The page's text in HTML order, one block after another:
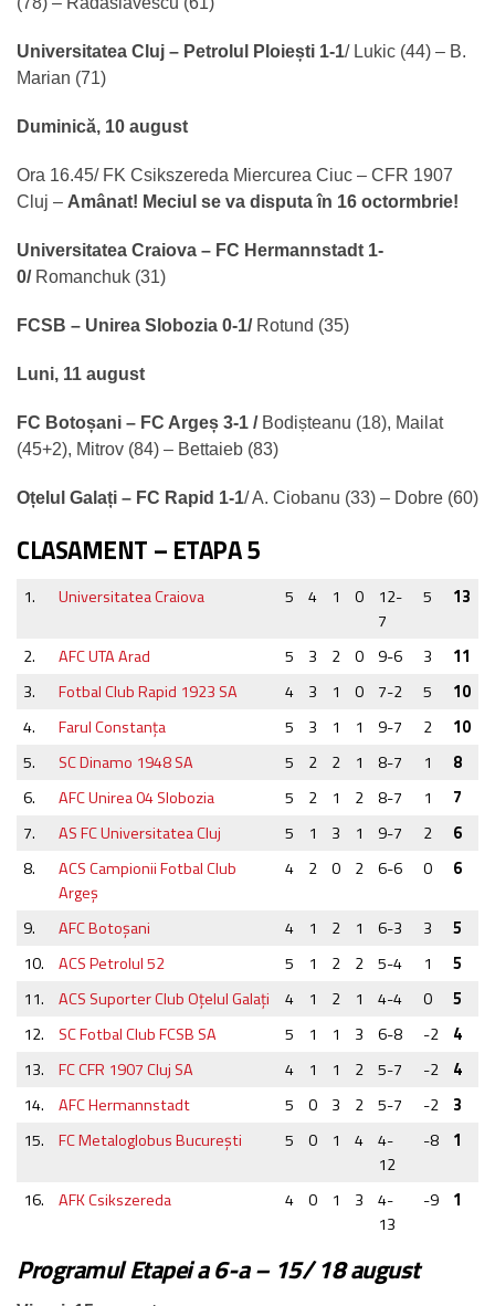
Universitatea Cluj – Petrolul Ploiești 1-1/ Lukic (44) – B.
Marian (71)
Duminică, 10 august
Ora 16.45/ FK Csikszereda Miercurea Ciuc – CFR 1907
Cluj – Amânat! Meciul se va disputa în 16 octormbrie!
Universitatea Craiova – FC Hermannstadt 1-
0/ Romanchuk (31)
FCSB – Unirea Slobozia 0-1/Rotund (35)
Luni, 11 august
FC Botoșani – FC Argeș 3-1 /Bodișteanu (18), Mailat
(45+2), Mitrov (84) – Bettaieb (83)
Oțelul Galați – FC Rapid 1-1/ A. Ciobanu (33) – Dobre (60)
CLASAMENT – ETAPA 5
1. Universitatea Craiova 5 4 1 0
12-
7
5 13
2. AFC UTA Arad 5 3 2 0 9-6 3
11
3.
Fotbal Club Rapid 1923 SA 4 3 1 0 7-2 5
10
4.
Farul Constanţa 5 3 1 1 9-7 2
10
5.
SC Dinamo 1948 SA 5 2 2 1 8-7 1
8
6.
AFC Unirea 04 Slobozia 5 2 1 2 8-7 1
7
7.
AS FC Universitatea Cluj 5 1 3 1 9-7 2
6
8.
ACS Campionii Fotbal Club
Argeş
4 2 0 2 6-6 0 6
9. AFC Botoşani 4 1 2 1 6-3 3
5
10.
ACS Petrolul 52 5 1 2 2 5-4 1
5
11.
ACS Suporter Club Oţelul Galaţi 4 1 2 1 4-4 0
5
12.
SC Fotbal Club FCSB SA 5 1 1 3 6-8 -2
4
13.
FC CFR 1907 Cluj SA 4 1 1 2 5-7 -2
4
14.
AFC Hermannstadt 5 0 3 2 5-7 -2
3
15.
FC Metaloglobus Bucureşti 5 0 1 4
4-
12
-8 1
16. AFK Csikszereda 4 0 1 3
4-
13
-9 1
Programul Etapei a 6-a – 15/ 18 august